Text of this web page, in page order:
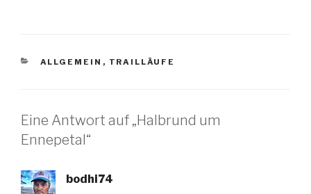
KATEGORIEN
ALLGEMEIN , TRAILLÄUFE
Eine Antwort auf „Halbrund um
Ennepetal“
bodhi74